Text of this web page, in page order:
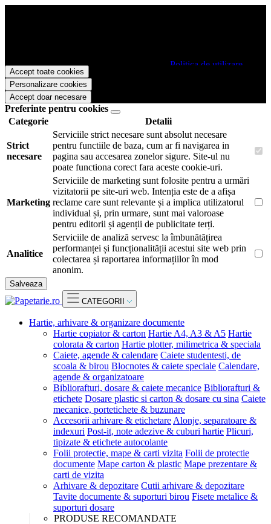
Papetarie.ro este necesar sa fiti de acord cu Politica de utilizare
cookie-uri.
Accept toate cookies
Personalizare cookies
Accept doar necesare
Preferinte pentru cookies
Categorie
Detalii
Strict
necesare
Serviciile strict necesare sunt absolut necesare
pentru functiile de baza, cum ar fi navigarea in
pagina sau accesarea zonelor sigure. Site-ul nu
poate functiona corect fara aceste cookie-uri.
Marketing
Serviciile de marketing sunt folosite pentru a urmări
vizitatorii pe site-uri web. Intenția este de a afișa
reclame care sunt relevante și a implica utilizatorul
individual și, prin urmare, sunt mai valoroase
pentru editorii și agenții de publicitate terți.
Analitice
Serviciile de analiză servesc la îmbunătățirea
performanței și funcționalității acestui site web prin
colectarea și raportarea informațiilor în mod
anonim.
Salveaza
CATEGORII
Hartie, arhivare & organizare documente
Hartie copiator & carton Hartie A4, A3 & A5 Hartie
colorata & carton Hartie plotter, milimetrica & speciala
Caiete, agende & calendare Caiete studentesti, de
scoala & birou Blocnotes & caiete speciale Calendare,
agende & organizatoare
Bibliorafturi, dosare & caiete mecanice Bibliorafturi &
etichete Dosare plastic si carton & dosare cu sina Caiete
mecanice, portetichete & buzunare
Accesorii arhivare & etichetare Alonje, separatoare &
indexuri Post-it, note adezive & cuburi hartie Plicuri,
tipizate & etichete autocolante
Folii protectie, mape & carti vizita Folii de protectie
documente Mape carton & plastic Mape prezentare &
carti de vizita
Arhivare & depozitare Cutii arhivare & depozitare
Tavite documente & suporturi birou Fisete metalice &
suporturi dosare
PRODUSE RECOMANDATE